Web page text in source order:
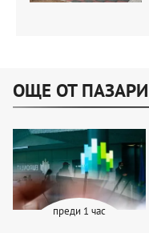
ОЩЕ ОТ ПАЗАРИ
преди 1 час